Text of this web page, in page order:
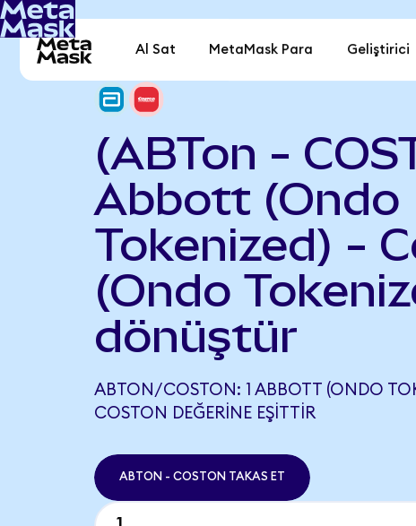
Al Sat MetaMask Para Geliştirici
(ABTon -
Abbott (Ondo
Tokenized) -
(Ondo
dönüştür
ABTON/COSTON: 1 ABBOTT (ONDO
COSTON DEĞERINE EŞITTIR
ABTON - COSTON TAKAS ET